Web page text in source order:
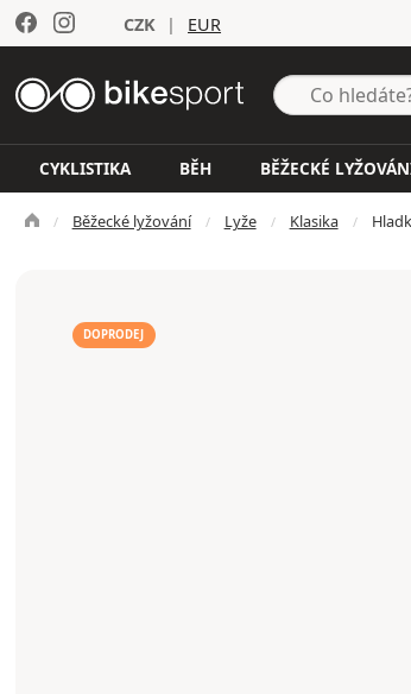
CZK | EUR
CYKLISTIKA BĚH BĚŽECKÉ
Běžecké lyžování Lyže Klasika
DOPRODEJ